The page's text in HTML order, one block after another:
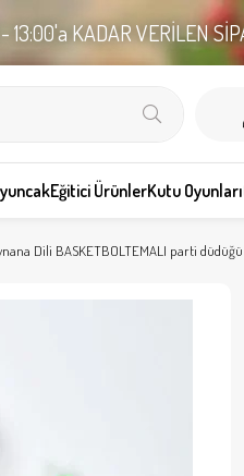
13:00'a KADAR VERİLEN
Eğitici ÜrünlerKutu Oyunları
Dili BASKETBOLTEMALI parti